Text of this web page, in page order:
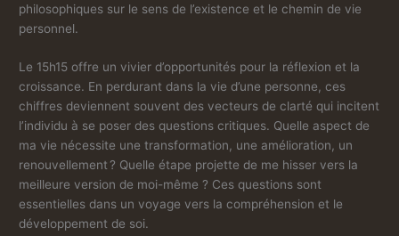
philosophiques sur le sens de l’existence et le chemin de vie
personnel.
Le 15h15 offre un vivier d’opportunités pour la réflexion et la
croissance. En perdurant dans la vie d’une personne, ces
chiffres deviennent souvent des vecteurs de clarté qui incitent
l’individu à se poser des questions critiques. Quelle aspect de
ma vie nécessite une transformation, une amélioration, un
renouvellement ? Quelle étape projette de me hisser vers la
meilleure version de moi-même ? Ces questions sont
essentielles dans un voyage vers la compréhension et le
développement de soi.